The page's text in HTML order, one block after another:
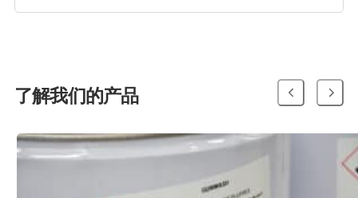
了解我们的产品